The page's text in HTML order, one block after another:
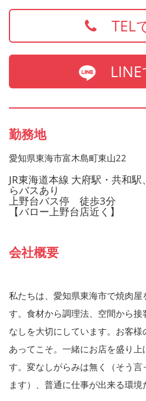
TEL
LINE
勤務地
愛知県東海市富木島町東山22
JR東海道本線 大府駅・共和
らバスあり
上野台バス停 徒歩3分
【バロー上野台店近く】
会社概要
私たちは、愛知県東海市で焼肉
す。食材から調理法、空間から
なしを大切にしています。お客
あってこそ。一緒にお店を盛り
す。変なしがらみは無く（そう
ます）、普通に仕事が出来る環境